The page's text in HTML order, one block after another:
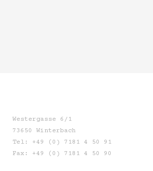
Westergasse 6/1
73650 Winterbach
Tel: +49 (0) 7181 4 50 91
Fax: +49 (0) 7181 4 50 90